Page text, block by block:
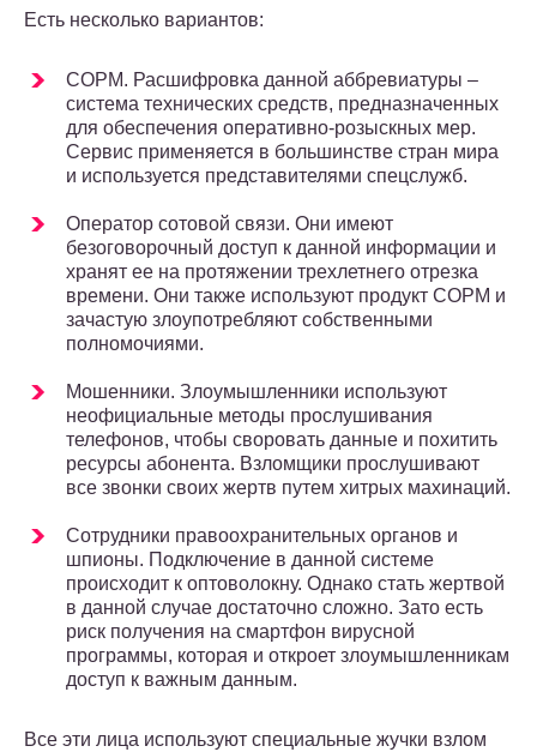
Есть несколько вариантов:
СОРМ. Расшифровка данной аббревиатуры –
система технических средств, предназначенных
для обеспечения оперативно-розыскных мер.
Сервис применяется в большинстве стран мира
и используется представителями спецслужб.
Оператор сотовой связи. Они имеют
безоговорочный доступ к данной информации и
хранят ее на протяжении трехлетнего отрезка
времени. Они также используют продукт СОРМ и
зачастую злоупотребляют собственными
полномочиями.
Мошенники. Злоумышленники используют
неофициальные методы прослушивания
телефонов, чтобы своровать данные и похитить
ресурсы абонента. Взломщики прослушивают
все звонки своих жертв путем хитрых махинаций.
Сотрудники правоохранительных органов и
шпионы. Подключение в данной системе
происходит к оптоволокну. Однако стать жертвой
в данной случае достаточно сложно. Зато есть
риск получения на смартфон вирусной
программы, которая и откроет злоумышленникам
доступ к важным данным.
Все эти лица используют специальные жучки взлом